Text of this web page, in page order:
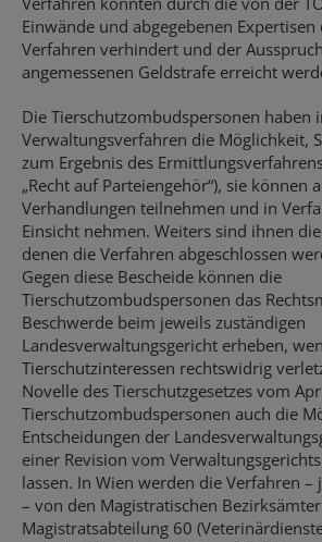
Einwände und abgegebenen
Verfahren verhindert und der
angemessenen Geldstrafe erreicht
Die Tierschutzombudspersonen haben
Verwaltungsverfahren die Möglichkeit,
zum Ergebnis des
„Recht auf Parteiengehör“), sie können
Verhandlungen teilnehmen und in
Einsicht nehmen. Weiters sind ihnen
denen die Verfahren abgeschlossen
Gegen diese Bescheide können die
Tierschutzombudspersonen das
Beschwerde beim jeweils zuständigen
Landesverwaltungsgericht erheben,
Tierschutzinteressen rechtswidrig
Novelle des Tierschutzgesetzes vom
Tierschutzombudspersonen auch die
Entscheidungen der
einer Revision vom
lassen. In Wien werden die Verfahren –
– von den Magistratischen
Magistratsabteilung 60